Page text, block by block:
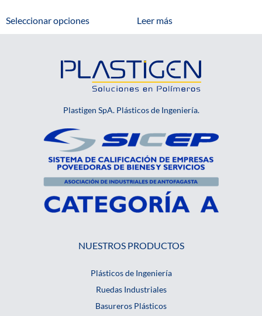
Seleccionar opciones Leer más
Plastigen SpA. Plásticos de Ingeniería.
NUESTROS PRODUCTOS
Plásticos de Ingeniería
Ruedas Industriales
Basureros Plásticos